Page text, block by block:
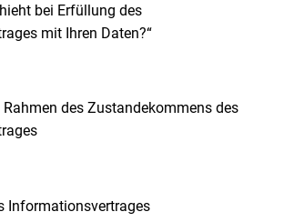
bei Erfüllung des
mit Ihren Daten?“
Rahmen des Zustandekommens des
Informationsvertrages